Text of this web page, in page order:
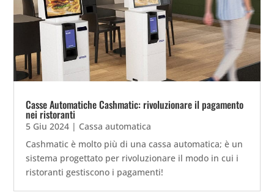
Casse Automatiche Cashmatic: rivoluzionare il pagamento
nei ristoranti
5 Giu 2024 | Cassa automatica
Cashmatic è molto più di una cassa automatica; è un
sistema progettato per rivoluzionare il modo in cui i
ristoranti gestiscono i pagamenti!